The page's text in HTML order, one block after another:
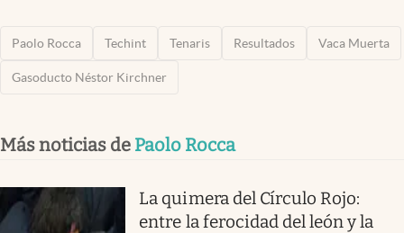
Paolo Rocca Techint Tenaris Resultados Vaca Muerta
Gasoducto Néstor Kirchner
Más noticias de Paolo Rocca
La quimera del Círculo Rojo:
entre la ferocidad del león y la